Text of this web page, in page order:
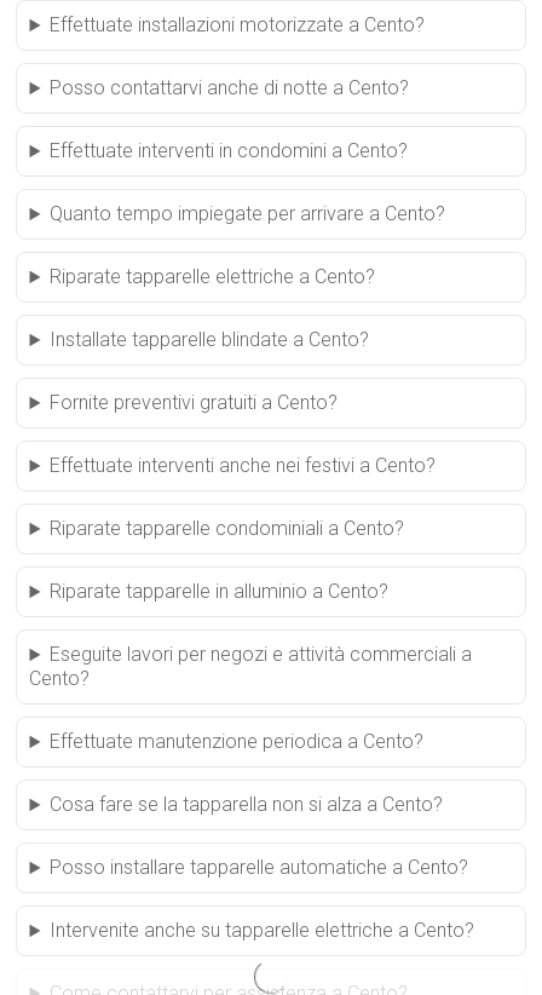
Effettuate installazioni motorizzate a Cento?
Posso contattarvi anche di notte a Cento?
Effettuate interventi in condomini a Cento?
Quanto tempo impiegate per arrivare a Cento?
Riparate tapparelle elettriche a Cento?
Installate tapparelle blindate a Cento?
Fornite preventivi gratuiti a Cento?
Effettuate interventi anche nei festivi a Cento?
Riparate tapparelle condominiali a Cento?
Riparate tapparelle in alluminio a Cento?
Eseguite lavori per negozi e attività commerciali a
Cento?
Effettuate manutenzione periodica a Cento?
Cosa fare se la tapparella non si alza a Cento?
Posso installare tapparelle automatiche a Cento?
Intervenite anche su tapparelle elettriche a Cento?